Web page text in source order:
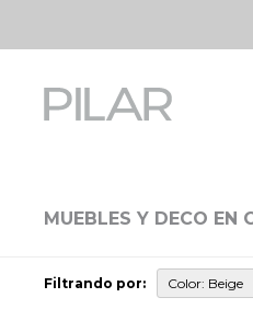
MUEBLES Y DECO EN
Filtrando por: Color: Beige